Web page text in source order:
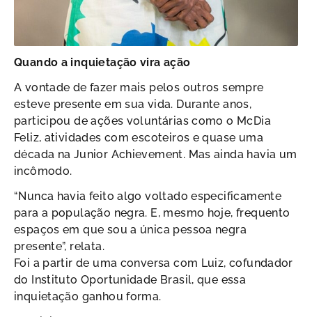
Quando a inquietação vira ação
A vontade de fazer mais pelos outros sempre
esteve presente em sua vida. Durante anos,
participou de ações voluntárias como o McDia
Feliz, atividades com escoteiros e quase uma
década na Junior Achievement. Mas ainda havia um
incômodo.
“Nunca havia feito algo voltado especificamente
para a população negra. E, mesmo hoje, frequento
espaços em que sou a única pessoa negra
presente”, relata.
Foi a partir de uma conversa com Luiz, cofundador
do Instituto Oportunidade Brasil, que essa
inquietação ganhou forma.